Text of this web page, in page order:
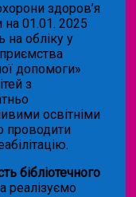
здоров’я
01.01. 2025
на обліку у
допомоги»
з
освітніми
проводити
бібліотечного
реалізуємо